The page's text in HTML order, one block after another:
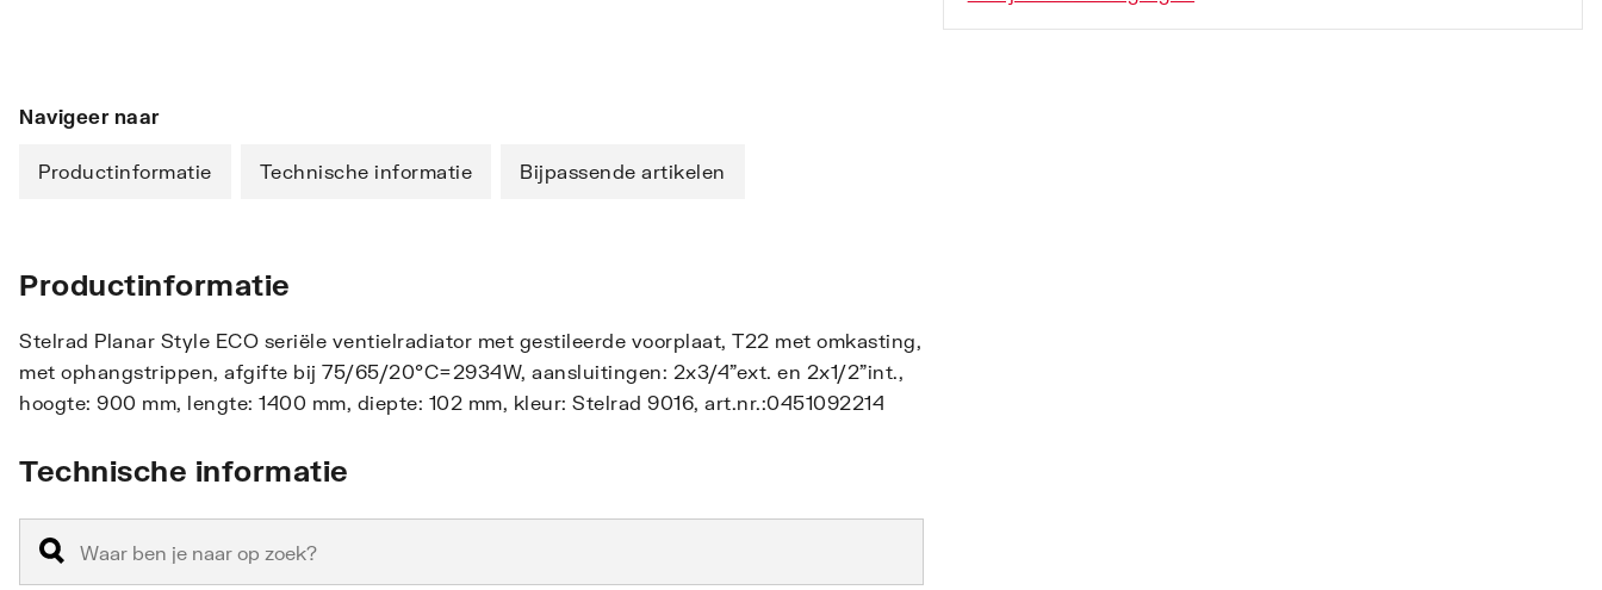
Navigeer naar
Productinformatie Technische informatie Bijpassende artikelen
Productinformatie
Stelrad Planar Style ECO seriële ventielradiator met gestileerde voorplaat, T22 met omkasting,
met ophangstrippen, afgifte bij 75/65/20°C=2934W, aansluitingen: 2x3/4"ext. en 2x1/2"int.,
hoogte: 900 mm, lengte: 1400 mm, diepte: 102 mm, kleur: Stelrad 9016, art.nr.:0451092214
Technische informatie